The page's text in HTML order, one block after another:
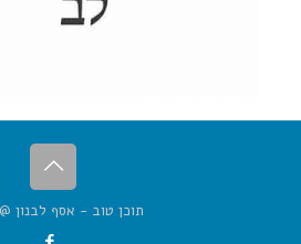
תוכן טוב - אסף לבנון @